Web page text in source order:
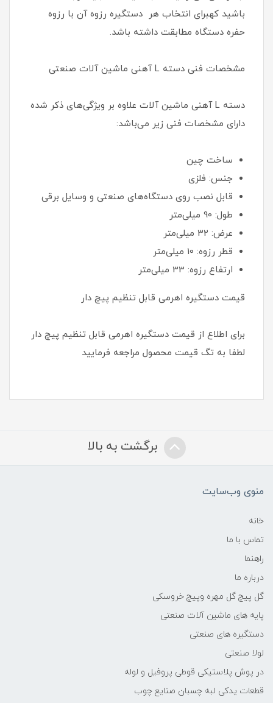
باشید کهبرای انتخاب هر دستگیره رزوه آن با رزوه
حفره دستگاه مطابقت داشته باشد.
مشخصات فنی دسته L آهنی ماشین آلات صنعتی
دسته L آهنی ماشین آلات علاوه بر ویژگی‌های ذکر شده
دارای مشخصات فنی زیر می‌باشد:
ساخت چین
جنس: فلزی
قابل نصب روی دستگاه‌های صنعتی و وسایل برقی
طول: 90 میلی‌متر
عرض: 32 میلی‌متر
قطر رزوه: 10 میلی‌متر
ارتفاع رزوه: 33 میلی‌متر
قیمت دستگیره اهرمی قابل تنظیم پیچ دار
برای اطلاع از قیمت دستگیره اهرمی قابل تنظیم پیچ دار
لطفا به تگ قیمت محصول مراجعه فرمایید
برگشت به بالا
منوی وب‌سایت
خانه
تماس با ما
راهنما
درباره ما
گل پیچ گل مهره وپیچ خروسکی
پایه های ماشین آلات صنعتی
دستگیره های صنعتی
لولا صنعتی
در پوش پلاستیکی قوطی پروفیل و لوله
قطعات یدکی لبه چسبان صنایع چوب